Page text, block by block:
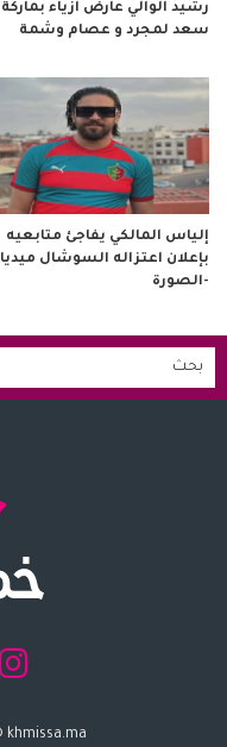
رشيد الوالي عارض أزياء بماركة
سعد لمجرد و عصام وشمة
إلياس المالكي يفاجئ متابعيه
بإعلان اعتزاله السوشال ميديا
-الصورة
khmissa.ma © جميع الحقوق محفوظة